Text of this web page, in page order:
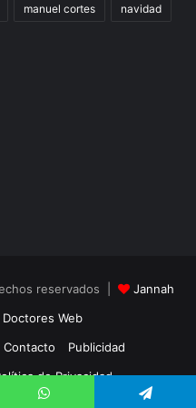
manuel cortes navidad
reservados |
Jannah
Web
Contacto
Publicidad
de Privacidad